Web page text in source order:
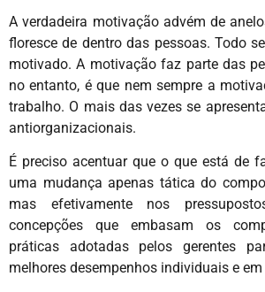
A verdadeira motivação advém de
floresce de dentro das pessoas. Todo
motivado. A motivação faz parte das
no entanto, é que nem sempre a
trabalho. O mais das vezes se
antiorganizacionais.
É preciso acentuar que o que está de
uma mudança apenas tática do
mas efetivamente nos
concepções que embasam os
práticas adotadas pelos gerentes
melhores desempenhos individuais e em